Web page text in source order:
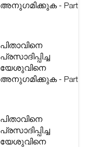
അനുഗമിക്കുക - Part
പിതാവിനെ
പ്രസാദിപ്പിച്ച
യേശുവിനെ
അനുഗമിക്കുക - Part
പിതാവിനെ
പ്രസാദിപ്പിച്ച
യേശുവിനെ